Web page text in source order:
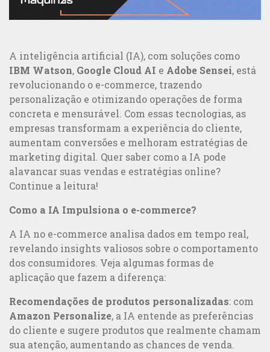
5 exemplos de ótimas campanhas de comunicação integrada e
A inteligência artificial (IA), com soluções como
IBM Watson, Google Cloud AI e Adobe Sensei, está
revolucionando o e-commerce, trazendo
personalização e otimizando operações de forma
concreta e mensurável. Com essas tecnologias, as
empresas transformam a experiência do cliente,
aumentam conversões e melhoram estratégias de
marketing digital. Quer saber como a IA pode
alavancar suas vendas e estratégias online?
Continue a leitura!
Como a IA Impulsiona o e-commerce?
A IA no e-commerce analisa dados em tempo real,
revelando insights valiosos sobre o comportamento
dos consumidores. Veja algumas formas de
aplicação que fazem a diferença:
Recomendações de produtos personalizadas: com
Amazon Personalize, a IA entende as preferências
do cliente e sugere produtos que realmente chamam
sua atenção, aumentando as chances de venda.